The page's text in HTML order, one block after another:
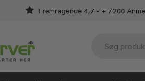
Fremragende 4,7 - + 7.200